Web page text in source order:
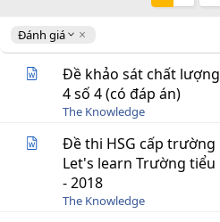
Đánh giá
D
e
Đề khảo sát chất
4 số 4 (có đáp án)
The Knowledge
Đề thi HSG cấp
Let's learn Trường
- 2018
The Knowledge